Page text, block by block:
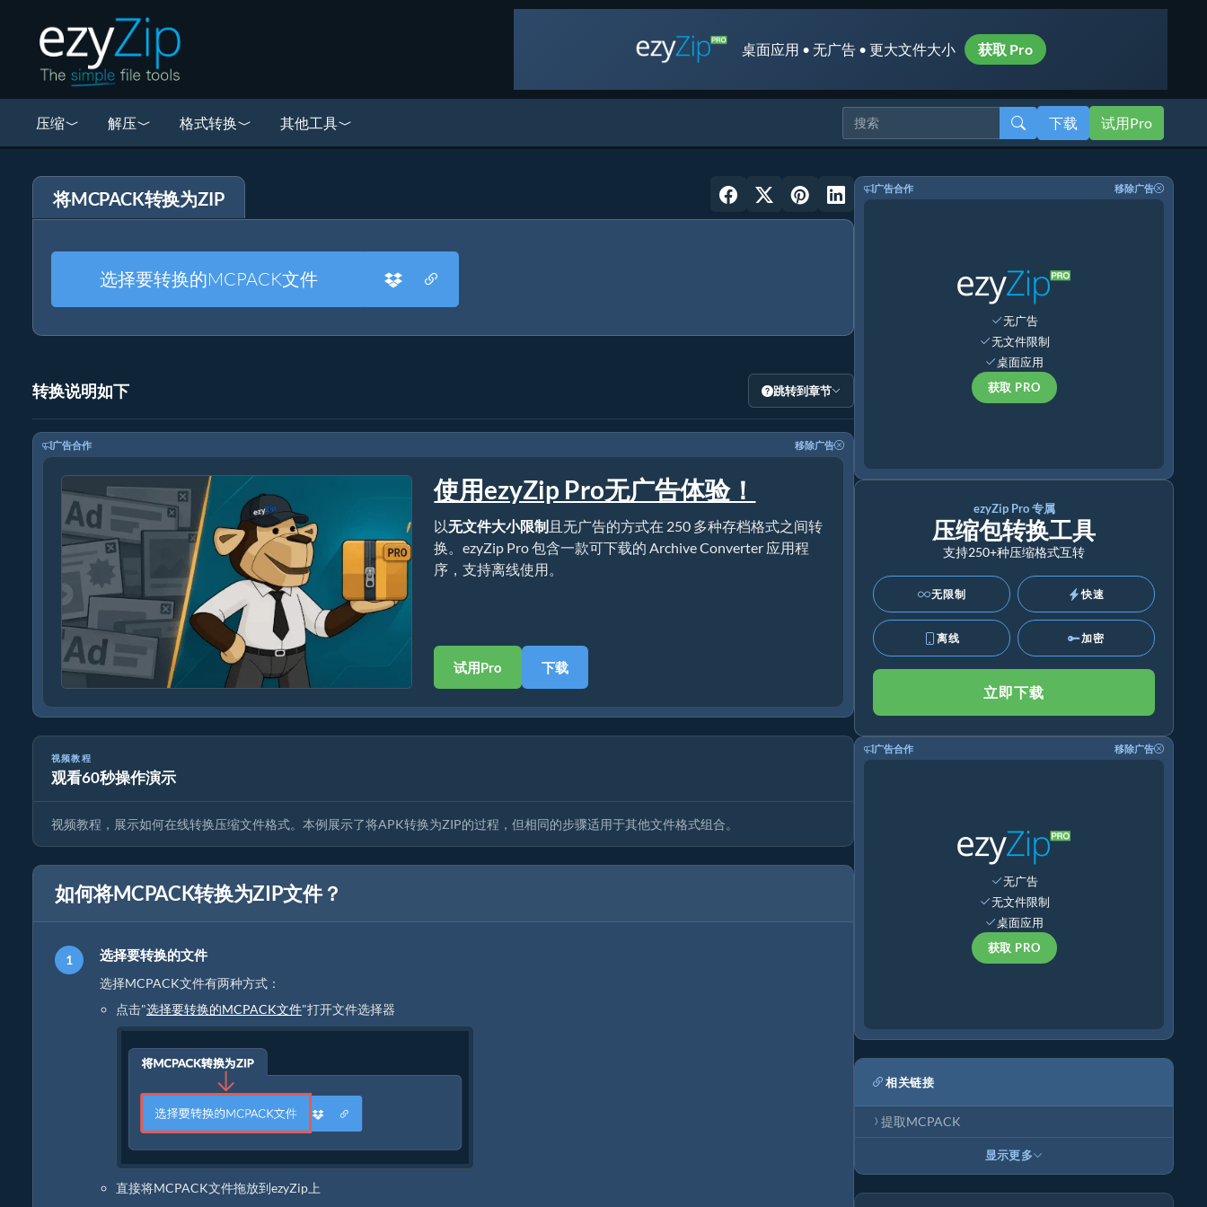
桌面应用 • 无广告 • 更大文件大小 获取 Pro
压缩 解压 格式转换 其他工具 下载 试用Pro
将MCPACK转换为ZIP
选择要转换的MCPACK文件
转换说明如下 跳转到章节
广告合作 移除广告
使用ezyZip Pro无广告体验！
以无文件大小限制且无广告的方式在 250 多种存档格式之间转
换。ezyZip Pro 包含一款可下载的 Archive Converter 应用程
序，支持离线使用。
试用Pro 下载
视频教程
观看60秒操作演示
如何使用ezyZip转换压缩文件格式
视频教程，展示如何在线转换压缩文件格式。本例展示了将APK转换为ZIP的过程，但相同的步骤适用于其他文件格式组合。
如何将MCPACK转换为ZIP文件？
选择要转换的文件
选择MCPACK文件有两种方式：
点击"选择要转换的MCPACK文件"打开文件选择器
直接将MCPACK文件拖放到ezyZip上
广告合作 移除广告
无广告
无文件限制
桌面应用
获取 PRO
ezyZip Pro 专属
压缩包转换工具
支持250+种压缩格式互转
无限制 快速
离线 加密
立即下载
广告合作 移除广告
无广告
无文件限制
桌面应用
获取 PRO
相关链接
提取MCPACK
显示更多